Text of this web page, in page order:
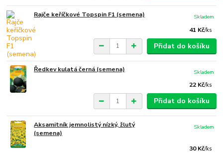
Rajče keříčkové Topspin F1 (semena)
41 Kč/ks
Skladem
Přidat do košíku
Ředkev kulatá černá (semena)
22 Kč/ks
Skladem
Přidat do košíku
Aksamitník jemnolistý nízký, žlutý
(semena)
30 Kč/ks
Skladem